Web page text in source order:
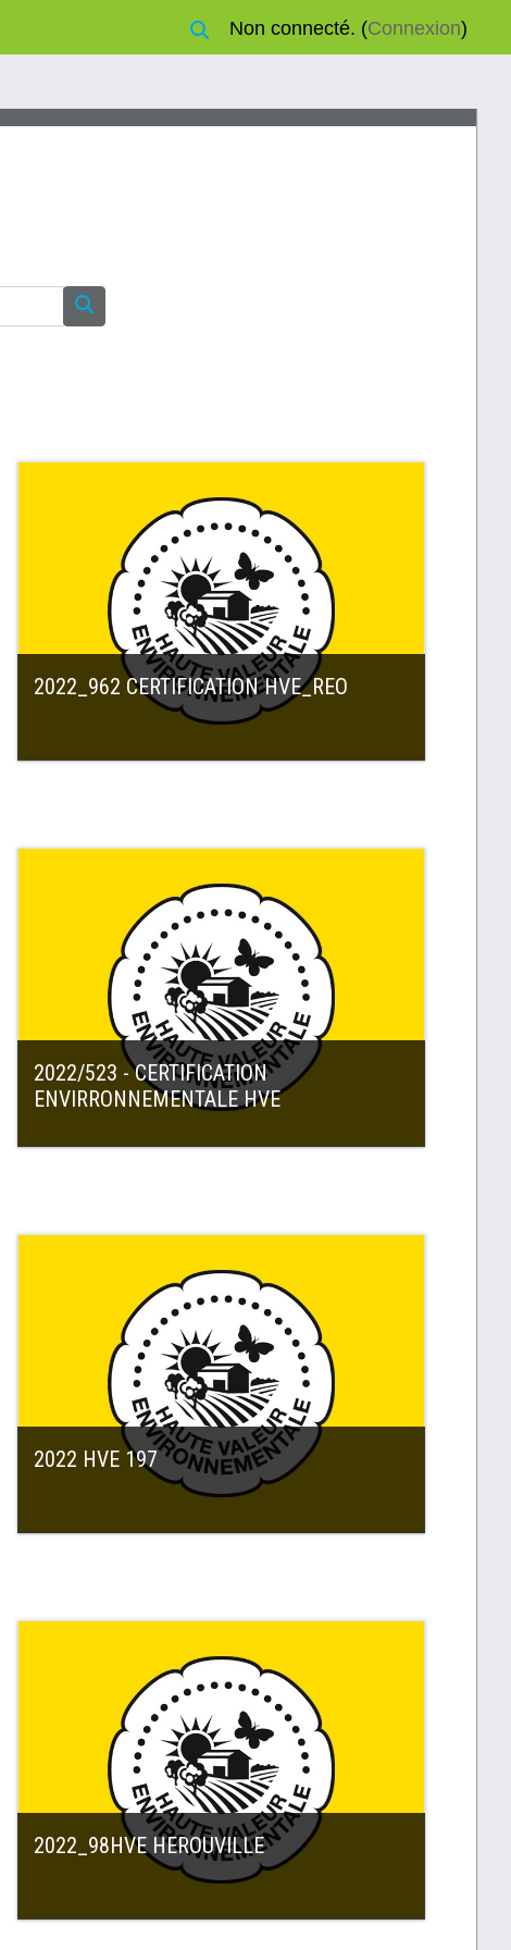
Activer/désactiver la saisie de recherche
Non connecté. (Connexion)
Rechercher des cours
2022_962 CERTIFICATION HVE_REO
2022/523 - CERTIFICATION
ENVIRRONNEMENTALE HVE
2022 HVE 197
2022_98HVE HEROUVILLE